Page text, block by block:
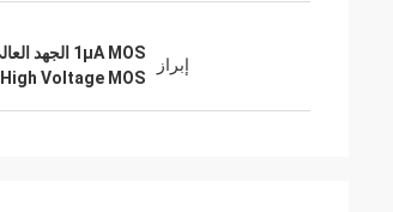
إبراز
1μA MOS الجهد العالي,المحولات عالية الجهد MOS,ترانزستور ثنائي القطب الصناعي عالي الجهد
Voltage MOS